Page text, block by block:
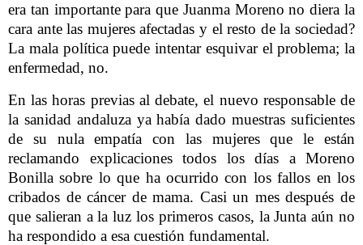
era tan importante para que Juanma Moreno no diera la
cara ante las mujeres afectadas y el resto de la sociedad?
La mala política puede intentar esquivar el problema; la
enfermedad, no.
En las horas previas al debate, el nuevo responsable de
la sanidad andaluza ya había dado muestras suficientes
de su nula empatía con las mujeres que le están
reclamando explicaciones todos los días a Moreno
Bonilla sobre lo que ha ocurrido con los fallos en los
cribados de cáncer de mama. Casi un mes después de
que salieran a la luz los primeros casos, la Junta aún no
ha respondido a esa cuestión fundamental.